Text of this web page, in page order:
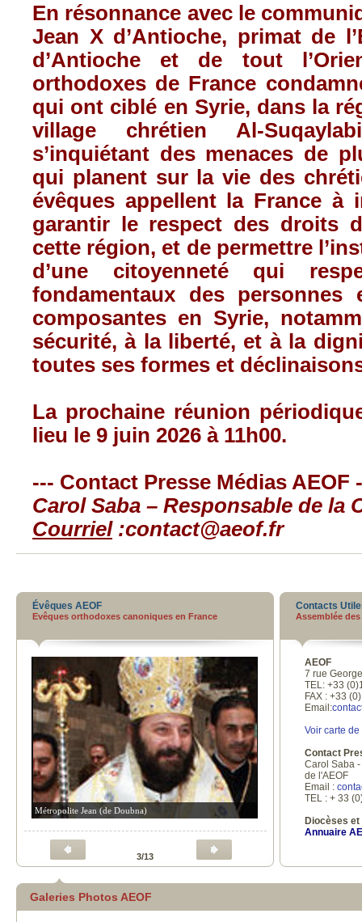
En résonnance avec le
Jean X d’Antioche, primat de
d’Antioche et de tout
orthodoxes de France
qui ont ciblé en Syrie, dans la
village chrétien Al-
s’inquiétant des menaces de
qui planent sur la vie des
évêques appellent la France à
garantir le respect des droits
cette région, et de permettre
d’une citoyenneté qui
fondamentaux des
composantes en Syrie,
sécurité, à la liberté, et à la
toutes ses formes et
La prochaine réunion
lieu le 9 juin 2026 à 11h00.
--- Contact Presse Médias AEOF
Carol Saba – Responsable de la
Courriel:contact@aeof.fr
Évêques AEOF
Evêques orthodoxes canoniques en France
Métropolite Jean (de Doubna)
3/13
Contacts
Assemblée
AEOF
7 rue
TEL: +33
FAX : +33
Email:
Voir carte
Contact
Carol Saba
de l'AEOF
Email :
TEL : + 33
Diocèses et
Annuaire
Galeries Photos AEOF